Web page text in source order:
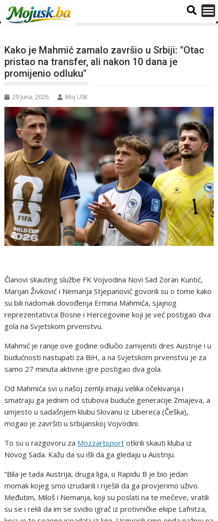
Kako je Mahmić zamalo završio u Srbiji: "Otac
pristao na transfer, ali nakon 10 dana je
promijenio odluku"
29 Juna, 2026 Moj USK
Članovi skauting službe FK Vojvodina Novi Sad Zoran Kuntić,
Marijan Živković i Nemanja Stjepanović govorili su o tome kako
su bili nadomak dovođenja Ermina Mahmića, sjajnog
reprezentativca Bosne i Hercegovine koji je već postigao dva
gola na Svjetskom prvenstvu.
Mahmić je ranije ove godine odlučio zamijeniti dres Austrije i u
budućnosti nastupati za BiH, a na Svjetskom prvenstvu je za
samo 27 minuta aktivne igre postigao dva gola.
Od Mahmića svi u našoj zemlji imaju velika očekivanja i
smatraju ga jednim od stubova buduće generacije Zmajeva, a
umjesto u sadašnjem klubu Slovanu iz Libereca (Češka),
mogao je završiti u srbijanskoj Vojvodini.
To su u razgovoru za Mozzartsport otkrili skauti kluba iz
Novog Sada. Kažu da su išli da ga gledaju u Austriju.
“Bila je tada Austrija, druga liga, u Rapidu B je bio jedan
momak kojeg smo izrudarili i riješili da ga provjerimo uživo.
Međutim, Miloš i Nemanja, koji su poslati na te mečeve, vratili
su se i rekli da im se svidio igrač iz protivničke ekipe Lafnitza,